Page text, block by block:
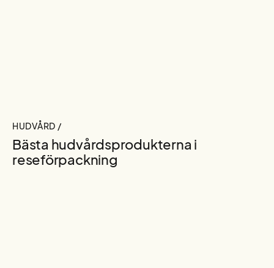
HUDVÅRD /
Bästa hudvårdsprodukterna i
reseförpackning